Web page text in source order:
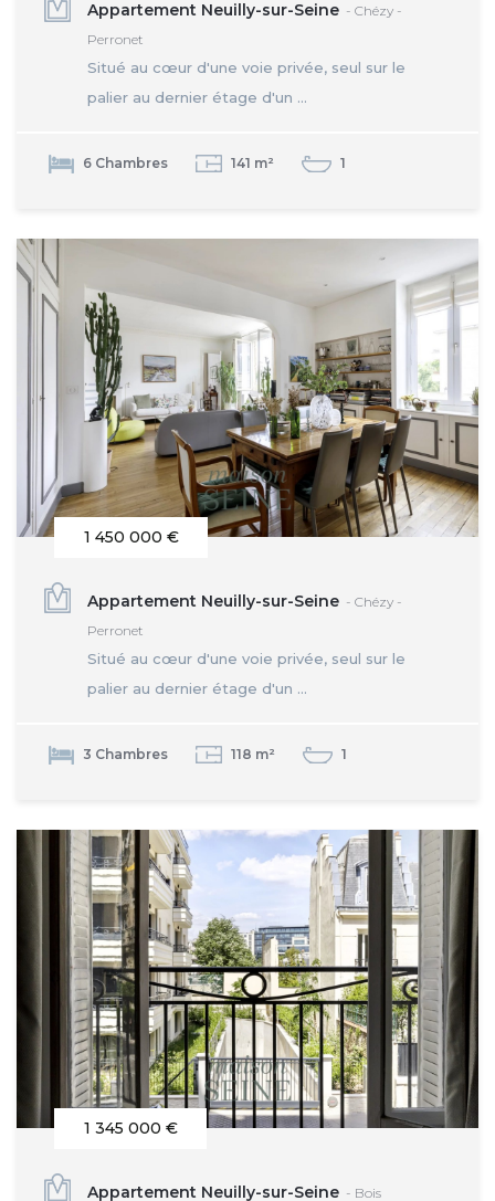
Appartement Neuilly-sur-Seine - Chézy -
Perronet
Situé au cœur d'une voie privée, seul sur le
palier au dernier étage d'un ...
6 Chambres 141 m² 1
1 450 000 €
Appartement Neuilly-sur-Seine - Chézy -
Perronet
Situé au cœur d'une voie privée, seul sur le
palier au dernier étage d'un ...
3 Chambres 118 m² 1
1 345 000 €
Appartement Neuilly-sur-Seine - Bois